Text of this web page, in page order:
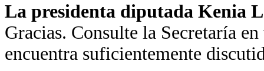
La presidenta diputada Kenia
Gracias. Consulte la Secretaría
encuentra suficientemente